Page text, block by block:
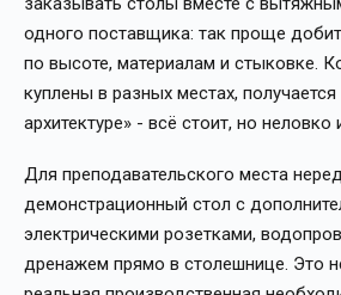
одного поставщика: так проще
по высоте, материалам и стыковке.
куплены в разных местах, получается
архитектуре» - всё стоит, но неловко
Для преподавательского места
демонстрационный стол с
электрическими розетками,
дренажем прямо в столешнице. Это